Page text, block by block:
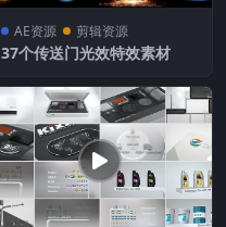
AE资源 剪辑资源
37个传送门光效特效素材